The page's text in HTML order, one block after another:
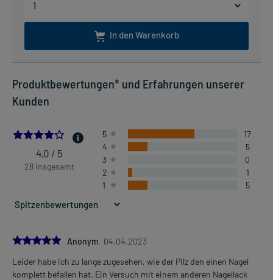
In den Warenkorb
Produktbewertungen* und Erfahrungen unserer
Kunden
4.0
4,0 / 5
28 insgesamt
5
17
4
5
3
0
2
1
1
5
5.0Anonym 04.04.2023
Leider habe ich zu lange zugesehen, wie der Pilz den einen Nagel
komplett befallen hat. Ein Versuch mit einem anderen Nagellack